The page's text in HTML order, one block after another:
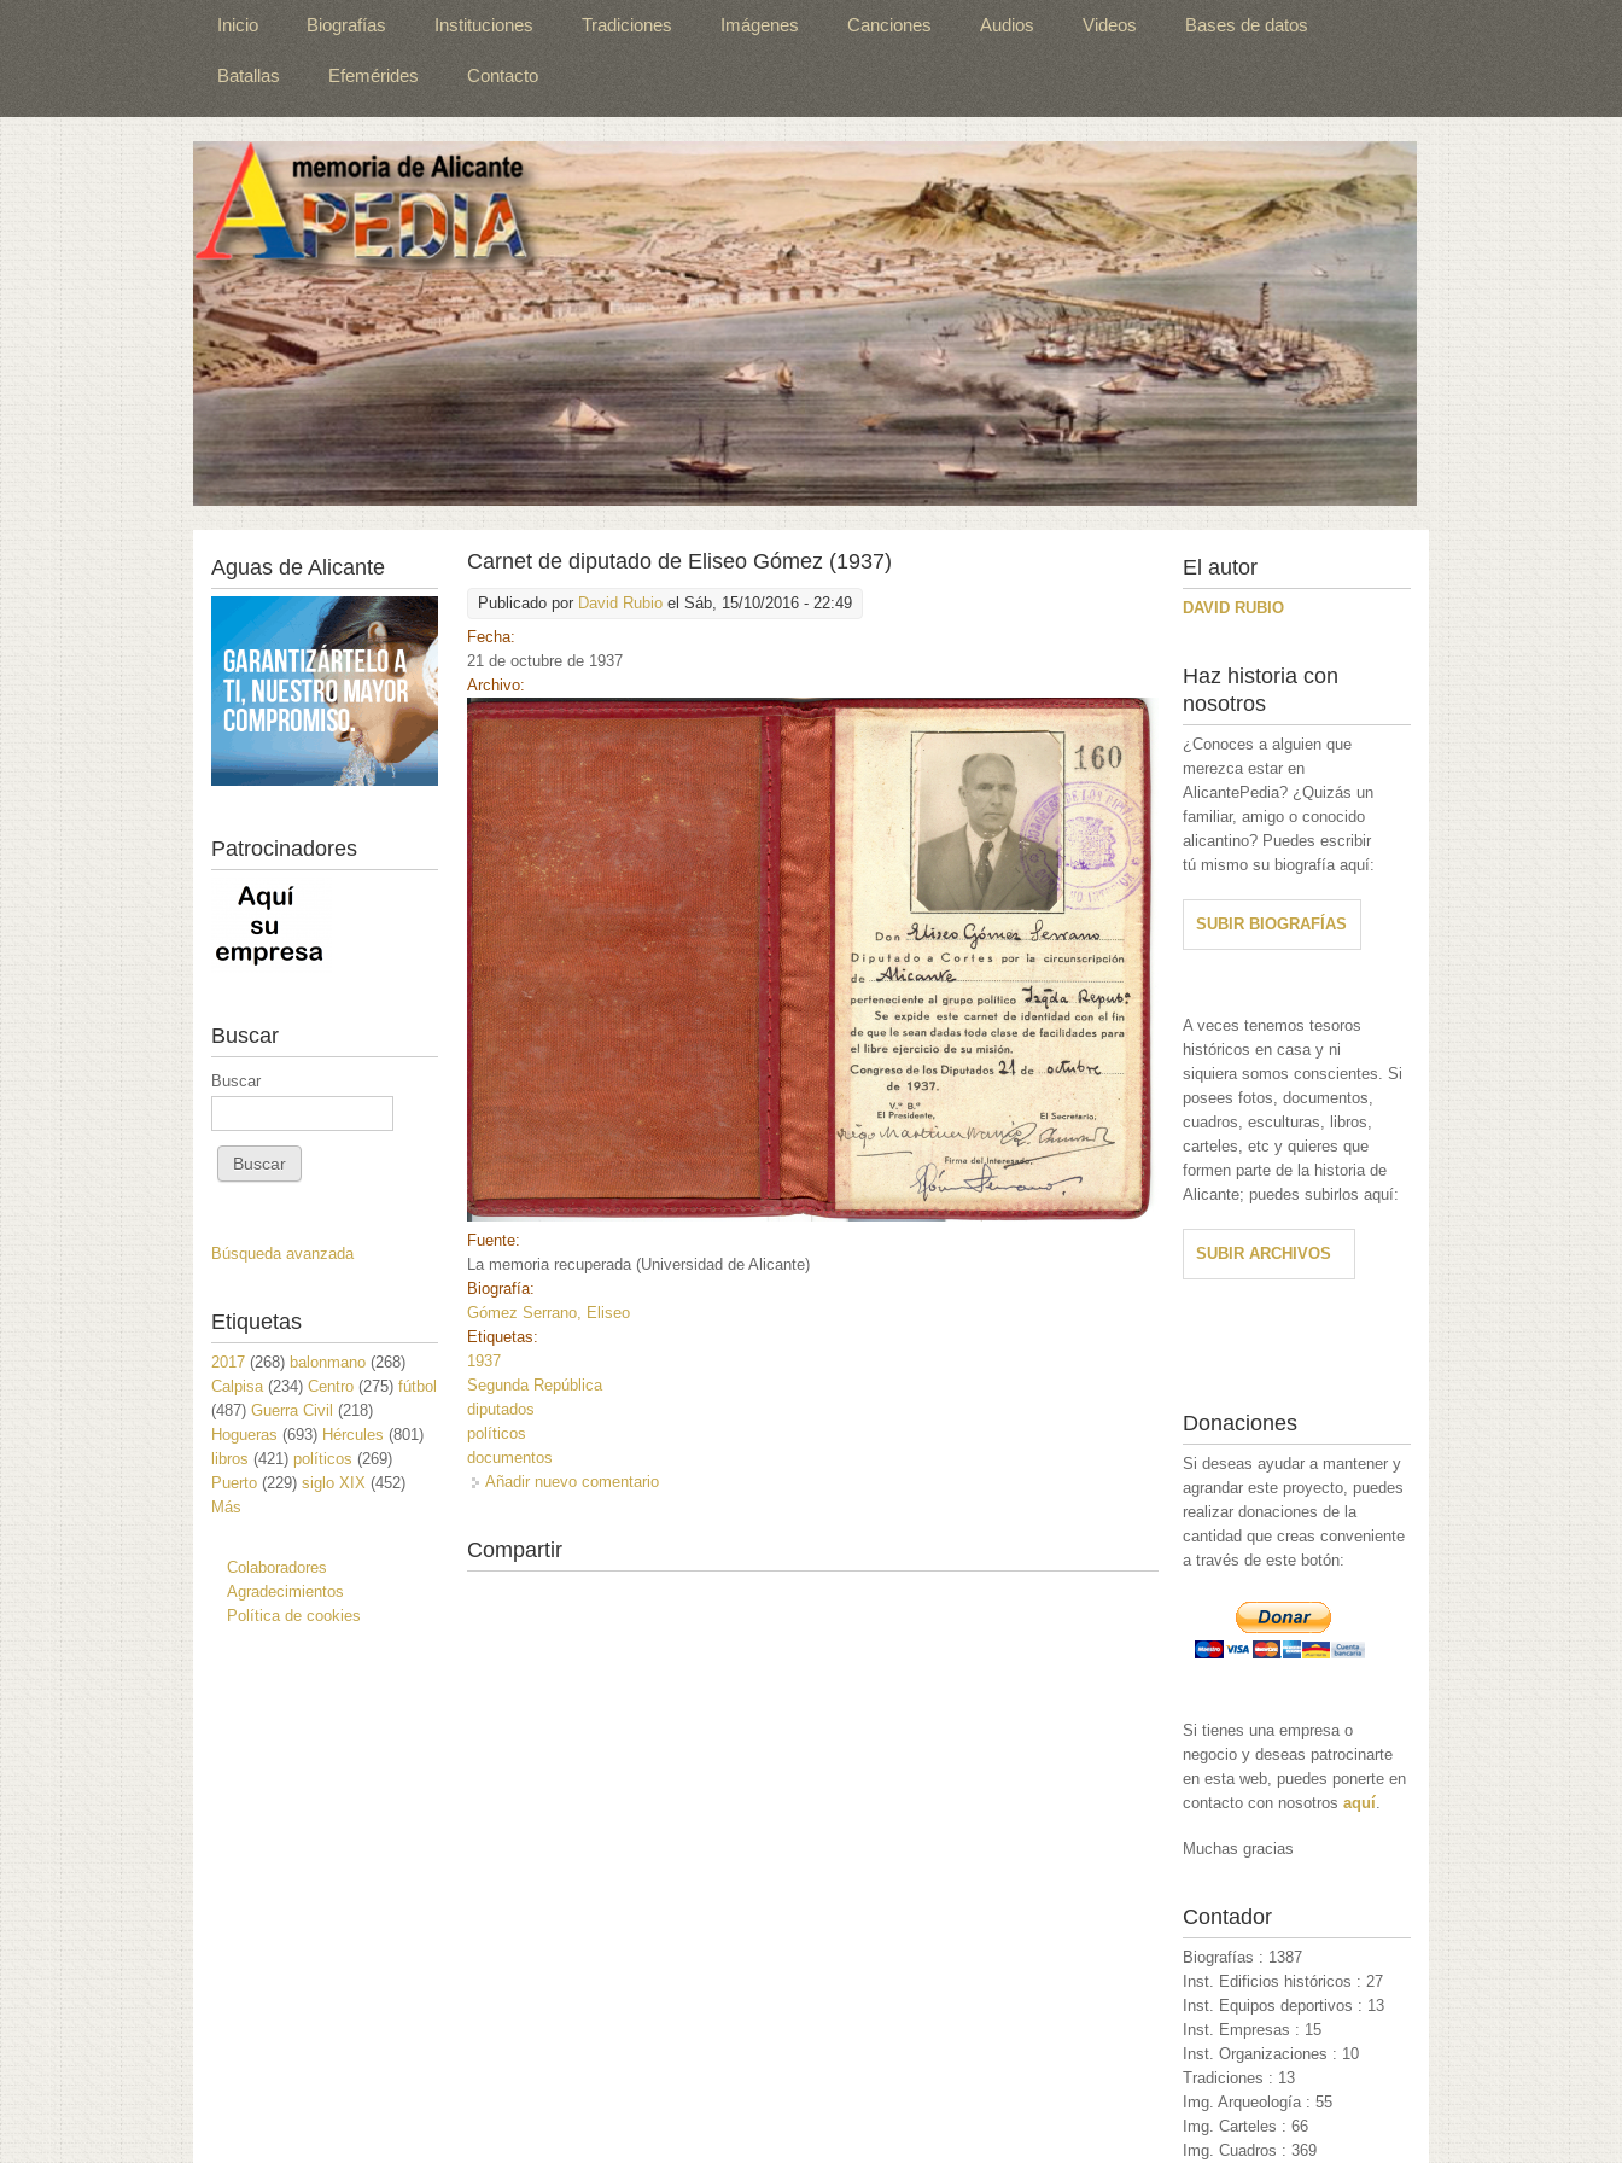
Inicio Biografías Instituciones Tradiciones Imágenes Canciones Audios Videos Bases de datos
Batallas Efemérides Contacto
Carnet de diputado de Eliseo Gómez (1937)
Publicado por David Rubio el Sáb, 15/10/2016 - 22:49
Fecha:
21 de octubre de 1937
Archivo:
Fuente:
La memoria recuperada (Universidad de Alicante)
Biografía:
Gómez Serrano, Eliseo
Etiquetas:
1937
Segunda República
diputados
políticos
documentos
Añadir nuevo comentario
Compartir
Aguas de Alicante
Patrocinadores
Buscar
Buscar
Búsqueda avanzada
Etiquetas
2017 (268) balonmano (268)
Calpisa (234) Centro (275) fútbol
(487) Guerra Civil (218)
Hogueras (693) Hércules (801)
libros (421) políticos (269)
Puerto (229) siglo XIX (452)
Más
Colaboradores
Agradecimientos
Política de cookies
El autor
DAVID RUBIO
Haz historia con
nosotros
¿Conoces a alguien que
merezca estar en
AlicantePedia? ¿Quizás un
familiar, amigo o conocido
alicantino? Puedes escribir
tú mismo su biografía aquí:
SUBIR BIOGRAFÍAS
A veces tenemos tesoros
históricos en casa y ni
siquiera somos conscientes. Si
posees fotos, documentos,
cuadros, esculturas, libros,
carteles, etc y quieres que
formen parte de la historia de
Alicante; puedes subirlos aquí:
SUBIR ARCHIVOS
Donaciones
Si deseas ayudar a mantener y
agrandar este proyecto, puedes
realizar donaciones de la
cantidad que creas conveniente
a través de este botón:
Si tienes una empresa o
negocio y deseas patrocinarte
en esta web, puedes ponerte en
contacto con nosotrosaquí.
Muchas gracias
Contador
Biografías : 1387
Inst. Edificios históricos : 27
Inst. Equipos deportivos : 13
Inst. Empresas : 15
Inst. Organizaciones : 10
Tradiciones : 13
Img. Arqueología : 55
Img. Carteles : 66
Img. Cuadros : 369